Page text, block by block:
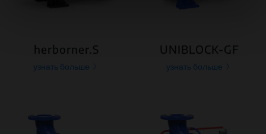
данными, которые они получили при использовании
вами их сервисов.
herborner.S
узнать больше
UNIBLOCK-GF
узнать больше